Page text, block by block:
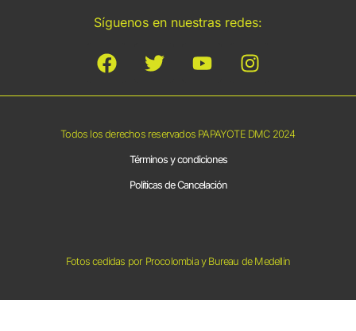
Síguenos en nuestras redes:
Todos los derechos reservados PAPAYOTE DMC 2024
Términos y condiciones
Políticas de Cancelación
Fotos cedidas por Procolombia y Bureau de Medellin